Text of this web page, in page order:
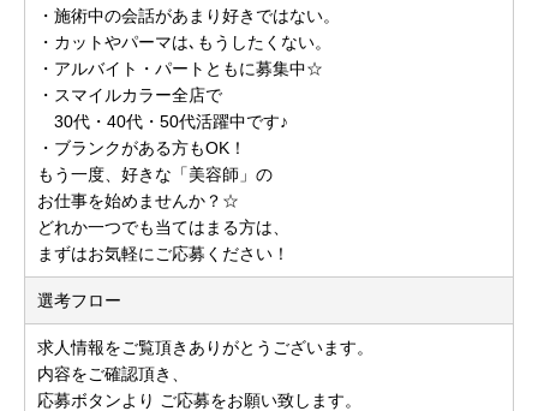
・施術中の会話があまり好きではない。
・カットやパーマは､もうしたくない。
・アルバイト・パートともに募集中☆
・スマイルカラー全店で
30代・40代・50代活躍中です♪
・ブランクがある方もOK！
もう一度、好きな「美容師」の
お仕事を始めませんか？☆
どれか一つでも当てはまる方は、
まずはお気軽にご応募ください！
選考フロー
求人情報をご覧頂きありがとうございます。
内容をご確認頂き、
応募ボタンより ご応募をお願い致します。